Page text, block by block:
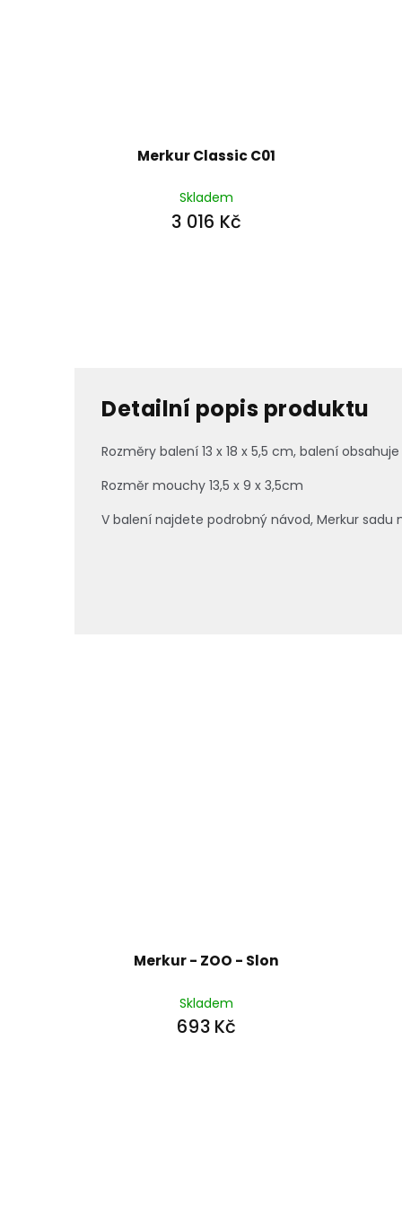
Merkur Classic C01
Skladem
3 016 Kč
Detailní popis produktu
Rozměry balení 13 x 18 x 5,5 cm, balení obsahuje
Rozměr mouchy 13,5 x 9 x 3,5cm
V balení najdete podrobný návod, Merkur sadu
Merkur - ZOO - Slon
Skladem
693 Kč